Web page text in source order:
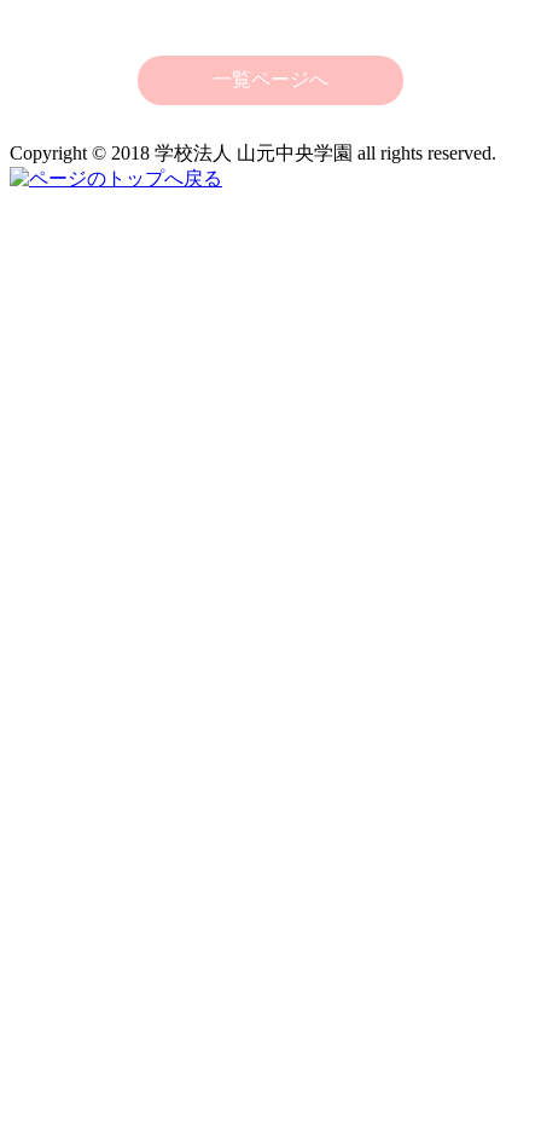
一覧ページへ
Copyright © 2018 学校法人 山元中央学園 all rights reserved.